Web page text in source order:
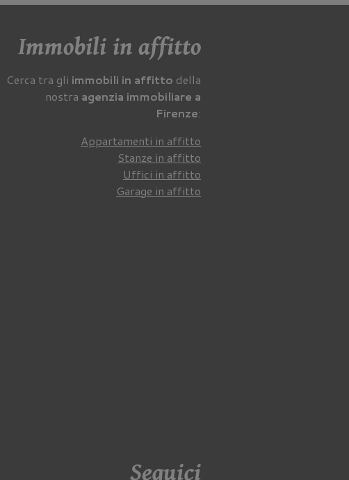
Immobili in affitto
Cerca tra gli immobili in affitto della
nostra agenzia immobiliare a
Firenze:
Appartamenti in affitto
Stanze in affitto
Uffici in affitto
Garage in affitto
Seguici